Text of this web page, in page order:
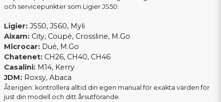
och servicepunkter som Ligier JS50:
Ligier: JS50, JS60, Myli
Aixam: City, Coupé, Crossline, M.Go
Microcar: Dué, M.Go
Chatenet: CH26, CH40, CH46
Casalini: M14, Kerry
JDM: Roxsy, Abaca
Återigen: kontrollera alltid din egen manual för exakta värden för
just din modell och ditt årsutförande.